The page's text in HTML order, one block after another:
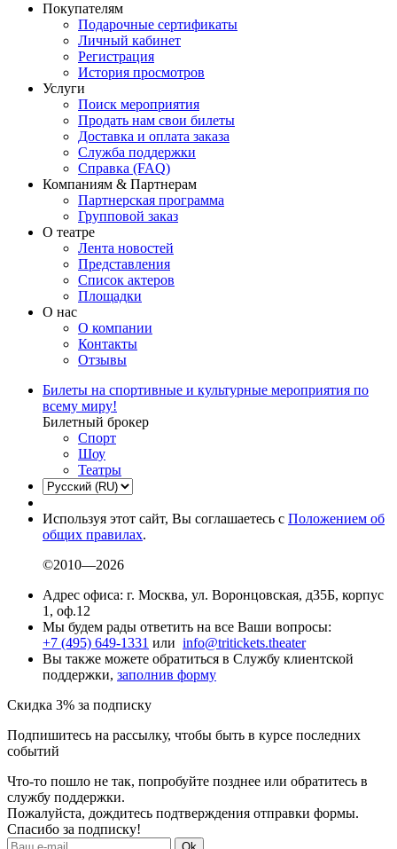
Покупателям
Подарочные сертификаты
Личный кабинет
Регистрация
История просмотров
Услуги
Поиск мероприятия
Продать нам свои билеты
Доставка и оплата заказа
Служба поддержки
Справка (FAQ)
Компаниям & Партнерам
Партнерская программа
Групповой заказ
О театре
Лента новостей
Представления
Список актеров
Площадки
О нас
О компании
Контакты
Отзывы
Билеты на спортивные и культурные мероприятия по
всему миру!
Билетный брокер
Спорт
Шоу
Театры
Используя этот сайт, Вы соглашаетесь с Положением об
общих правилах.
©2010—2026
Адрес офиса: г. Москва, ул. Воронцовская, д35Б, корпус
1, оф.12
Мы будем рады ответить на все Ваши вопросы:
+7 (495) 649-1331 или info@tritickets.theater
Вы также можете обратиться в Службу клиентской
поддержки, заполнив форму
Скидка 3% за подписку
Подпишитесь на рассылку, чтобы быть в курсе последних
событий
Что-то пошло не так, попробуйте позднее или обратитесь в
службу поддержки.
Пожалуйста, дождитесь подтверждения отправки формы.
Спасибо за подписку!